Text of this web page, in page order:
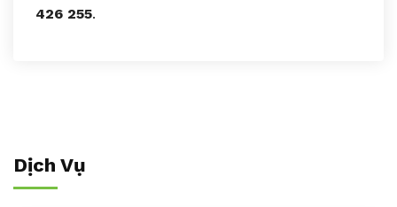
426 255.
Dịch Vụ